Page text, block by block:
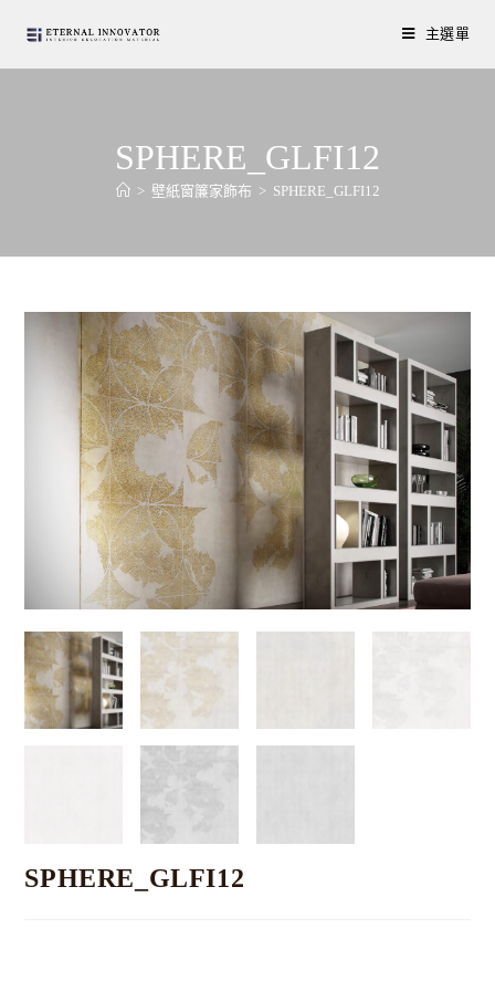
主選單
SPHERE_GLFI12
> 壁紙窗簾家飾布 > SPHERE_GLFI12
SPHERE_GLFI12